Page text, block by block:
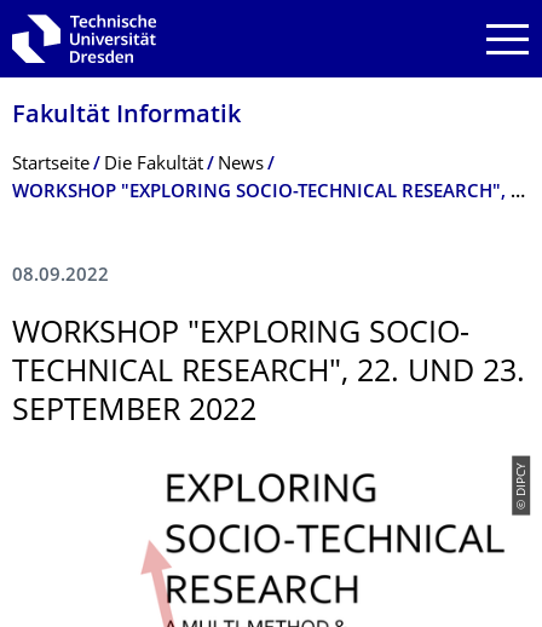
Zur Hauptnavigation springen
Zur Suche springen
Zum Inhalt springen
Fakultät Informatik
Breadcrumb-Menü
Startseite Die Fakultät
News
WORKSHOP "EXPLORING SOCIO-TECHNICAL RESEARCH", 22. UND 23. SEPTEMBER 2022
08.09.2022
WORKSHOP "EXPLORING SOCIO-
TECHNICAL RESEARCH", 22. UND 23.
SEPTEMBER 2022
© DIPCY